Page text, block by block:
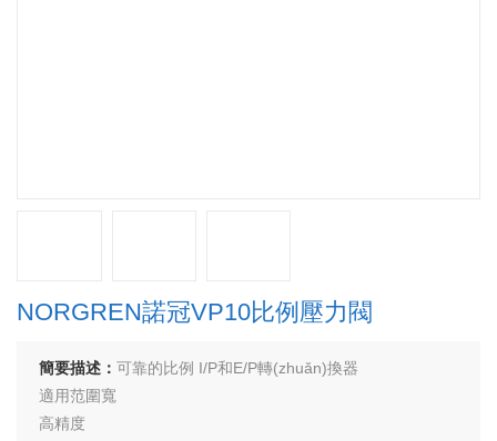
NORGREN諾冠VP10比例壓力閥
簡要描述：可靠的比例 I/P和E/P轉(zhuǎn)換器
適用范圍寬
高精度